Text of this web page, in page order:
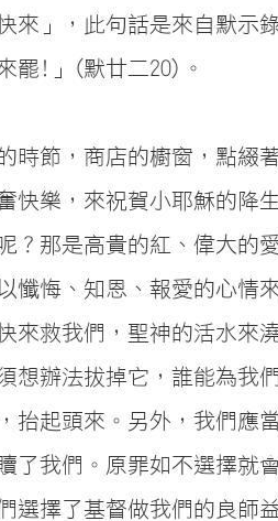
來」，此句話是來自默示
罷!」(默廿二20)。
時節，商店的櫥窗，點綴
快樂，來祝賀小耶穌的降
？那是高貴的紅、偉大的
懺悔、知恩、報愛的心情
來救我們，聖神的活水來
想辦法拔掉它，誰能為我
抬起頭來。另外，我們應
了我們。原罪如不選擇就
選擇了基督做我們的良師